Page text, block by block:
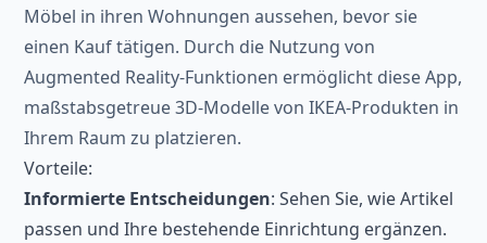
Möbel in ihren Wohnungen aussehen, bevor sie
einen Kauf tätigen. Durch die Nutzung von
Augmented Reality-Funktionen ermöglicht diese App,
maßstabsgetreue 3D-Modelle von IKEA-Produkten in
Ihrem Raum zu platzieren.
Vorteile:
Informierte Entscheidungen: Sehen Sie, wie Artikel
passen und Ihre bestehende Einrichtung ergänzen.